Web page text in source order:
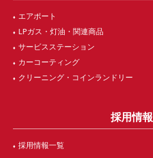
エアポート
LPガス・灯油・関連商品
サービスステーション
カーコーティング
クリーニング・コインランドリー
採用情報
採用情報一覧